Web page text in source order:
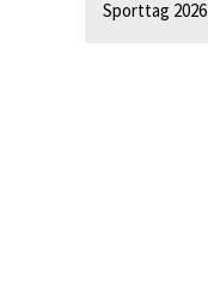
Sporttag 2026